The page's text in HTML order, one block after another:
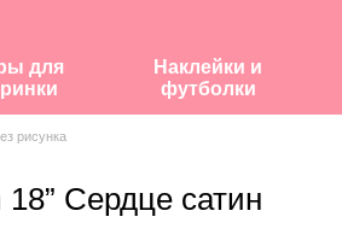
для
Наклейки и
футболки
рисунка
Сердце сатин